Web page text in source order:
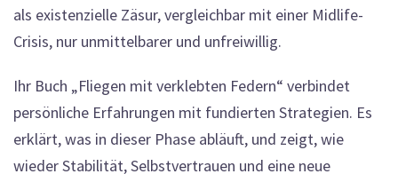
als existenzielle Zäsur, vergleichbar mit einer Midlife-
Crisis, nur unmittelbarer und unfreiwillig.
Ihr Buch „Fliegen mit verklebten Federn“ verbindet
persönliche Erfahrungen mit fundierten Strategien. Es
erklärt, was in dieser Phase abläuft, und zeigt, wie
wieder Stabilität, Selbstvertrauen und eine neue